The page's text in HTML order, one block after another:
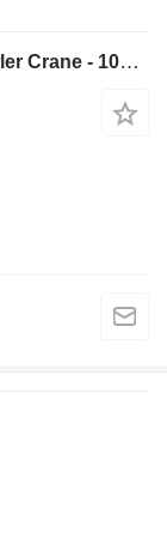
XCMG Used 2020 XCMG XGC100 Crawler Crane - 100 Ton Capacity with 49m